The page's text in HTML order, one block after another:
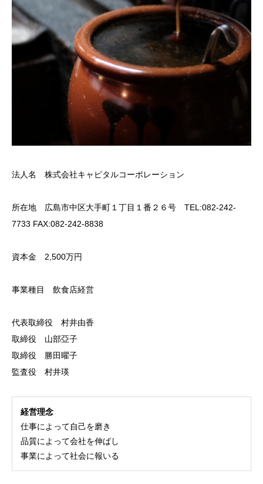
法人名 株式会社キャピタルコーポレーション
所在地 広島市中区大手町１丁目１番２６号 TEL:082-242-
7733 FAX:082-242-8838
資本金 2,500万円
事業種目 飲食店経営
代表取締役 村井由香
取締役 山部亞子
取締役 勝田曜子
監査役 村井瑛
経営理念
仕事によって自己を磨き
品質によって会社を伸ばし
事業によって社会に報いる